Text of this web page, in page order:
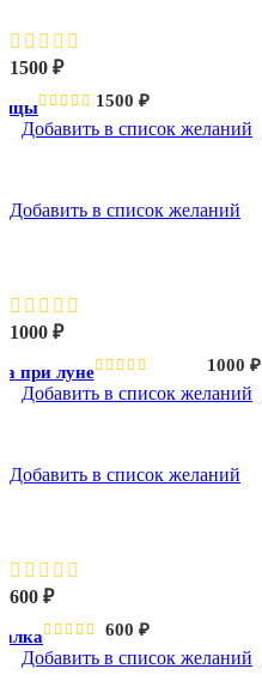
1500 ₽
1500 ₽
Добавить в список желаний
Добавить в список желаний
1000 ₽
при луне 1000 ₽
Добавить в список желаний
Добавить в список желаний
600 ₽
600 ₽
Добавить в список желаний